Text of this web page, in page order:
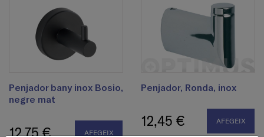
Penjador bany inox Bosio,
negre mat
12,75 € AFEGEIX
Penjador, Ronda, inox
12,45 € AFEGEIX